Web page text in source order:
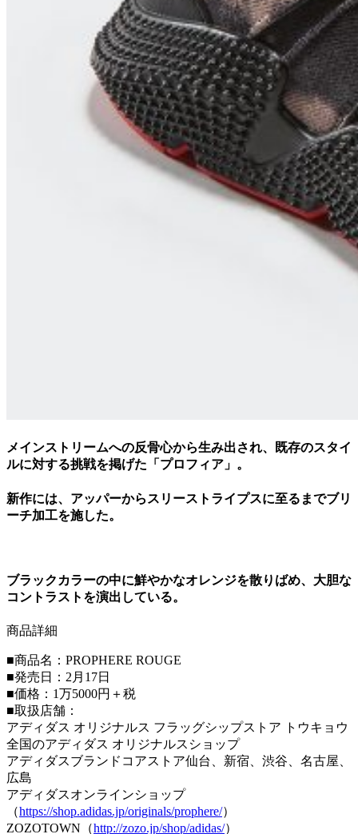
メインストリームへの反骨心から生み出され、既存のスタイ
ルに対する挑戦を掲げた「プロフィア」。
新作には、アッパーからスリーストライプスに至るまでブリ
ーチ加工を施した。
ブラックカラーの中に鮮やかなオレンジを散りばめ、大胆な
コントラストを演出している。
商品詳細
■商品名：PROPHERE ROUGE
■発売日：2月17日
■価格：1万5000円＋税
■取扱店舗：
アディダス オリジナルス フラッグシップストア トウキョウ
全国のアディダス オリジナルスショップ
アディダスブランドコアストア仙台、新宿、渋谷、名古屋、
広島
アディダスオンラインショップ
（https://shop.adidas.jp/originals/prophere/）
ZOZOTOWN（http://zozo.jp/shop/adidas/）